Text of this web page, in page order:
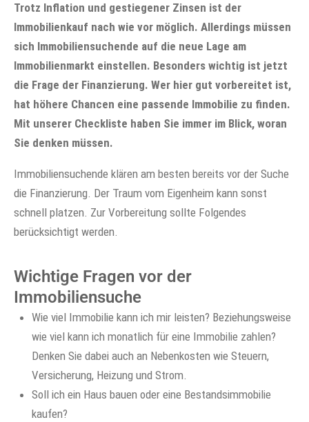
Trotz Inflation und gestiegener Zinsen ist der
Immobilienkauf nach wie vor möglich. Allerdings müssen
sich Immobiliensuchende auf die neue Lage am
Immobilienmarkt einstellen. Besonders wichtig ist jetzt
die Frage der Finanzierung. Wer hier gut vorbereitet ist,
hat höhere Chancen eine passende Immobilie zu finden.
Mit unserer Checkliste haben Sie immer im Blick, woran
Sie denken müssen.
Immobiliensuchende klären am besten bereits vor der Suche
die Finanzierung. Der Traum vom Eigenheim kann sonst
schnell platzen. Zur Vorbereitung sollte Folgendes
berücksichtigt werden.
Wichtige Fragen vor der
Immobiliensuche
Wie viel Immobilie kann ich mir leisten? Beziehungsweise
wie viel kann ich monatlich für eine Immobilie zahlen?
Denken Sie dabei auch an Nebenkosten wie Steuern,
Versicherung, Heizung und Strom.
Soll ich ein Haus bauen oder eine Bestandsimmobilie
kaufen?